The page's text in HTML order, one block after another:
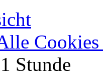
Cookies
Stunde